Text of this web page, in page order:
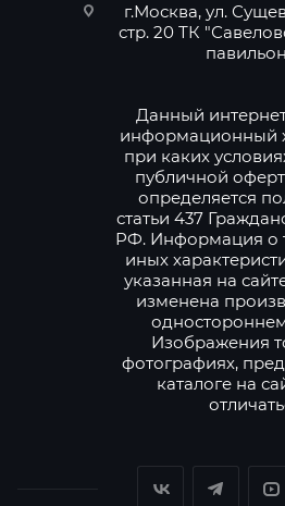
г.Москва, ул.
стр. 20 ТК
Данный
информационный
при каких
публичной
определяется
статьи 437
РФ. Информация о
иных
указанная на
изменена
Изображения
фотографиях,
каталоге на